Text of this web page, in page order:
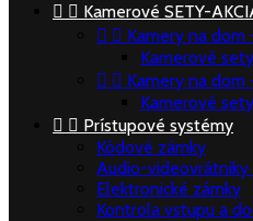
  Kamerové SETY-
  Kamery na
Kamerové
  Kamery na
Kamerové
  Prístupové systémy
Kódové zámky
Audio-videovrátniky
Elektronické zámky
Kontrola vstupu a